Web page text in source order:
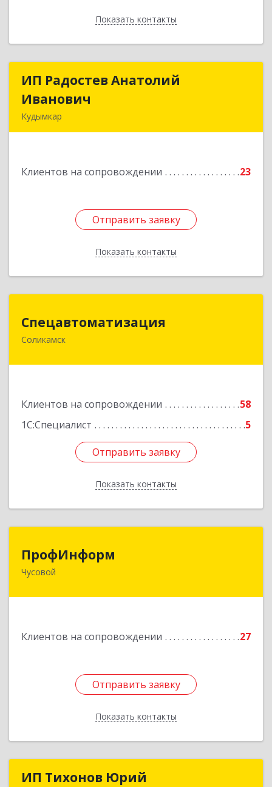
Показать контакты
Назад
ИП Радостев Анатолий
Иванович
Кудымкар
Клиентов на сопровождении 23
Отправить заявку
Показать контакты
ИП Радостев Анатолий
Подробнее
Отправить заявку
Назад
Спецавтоматизация
Соликамск
Клиентов на сопровождении
58
1С:Специалист
5
Отправить заявку
Показать контакты
Отправить заявку
Назад
ПрофИнформ
Чусовой
Клиентов на сопровождении 27
Отправить заявку
Показать контакты
618204, Пермский край, г.о. Чусовской, Чусовой
Отправить заявку
Назад
ИП Тихонов ЮрийИП Тихонов Юрий